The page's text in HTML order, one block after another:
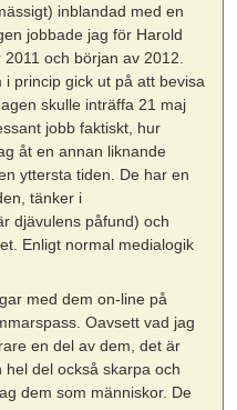
inblandad med en
jobbade jag för Harold
och början av 2012.
princip gick ut på att bevisa
skulle inträffa 21 maj
jobb faktiskt, hur
åt en annan liknande
yttersta tiden. De har en
tänker i
djävulens påfund) och
Enligt normal medialogik
med dem on-line på
Oavsett vad jag
en del av dem, det är
del också skarpa och
dem som människor. De